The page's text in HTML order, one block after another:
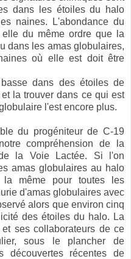
dans les étoiles du halo
naines. L'abondance du
du même ordre que la
dans les amas globulaires,
où elle est doit être
dans des étoiles de
la trouver dans ce qui est
l'est encore plus.
du progéniteur de C-19
compréhension de la
la Voie Lactée. Si l'on
amas globulaires au halo
même pour toutes les
d'amas globulaires avec
alors que environ cinq
des étoiles du halo. La
ses collaborateurs de ce
sous le plancher de
découvertes récentes de